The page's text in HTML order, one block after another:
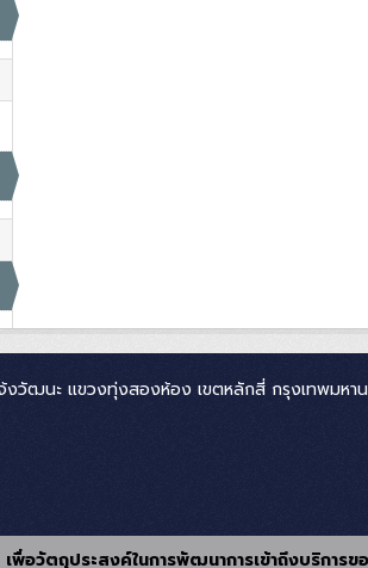
วัฒนะ แขวงทุ่งสองห้อง เขตหลักสี่ กรุงเทพมหา
เพื่อวัตถุประสงค์ในการพัฒนาการเข้าถึงบริกา